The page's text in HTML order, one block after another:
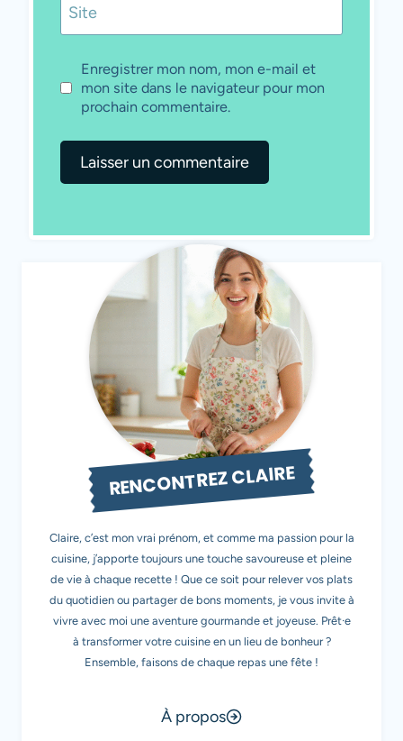
Site
Enregistrer mon nom, mon e-mail et
mon site dans le navigateur pour mon
prochain commentaire.
RENCONTREZ CLAIRE
Claire, c’est mon vrai prénom, et comme ma passion pour la
cuisine, j’apporte toujours une touche savoureuse et pleine
de vie à chaque recette ! Que ce soit pour relever vos plats
du quotidien ou partager de bons moments, je vous invite à
vivre avec moi une aventure gourmande et joyeuse. Prêt·e
à transformer votre cuisine en un lieu de bonheur ?
Ensemble, faisons de chaque repas une fête !
À propos